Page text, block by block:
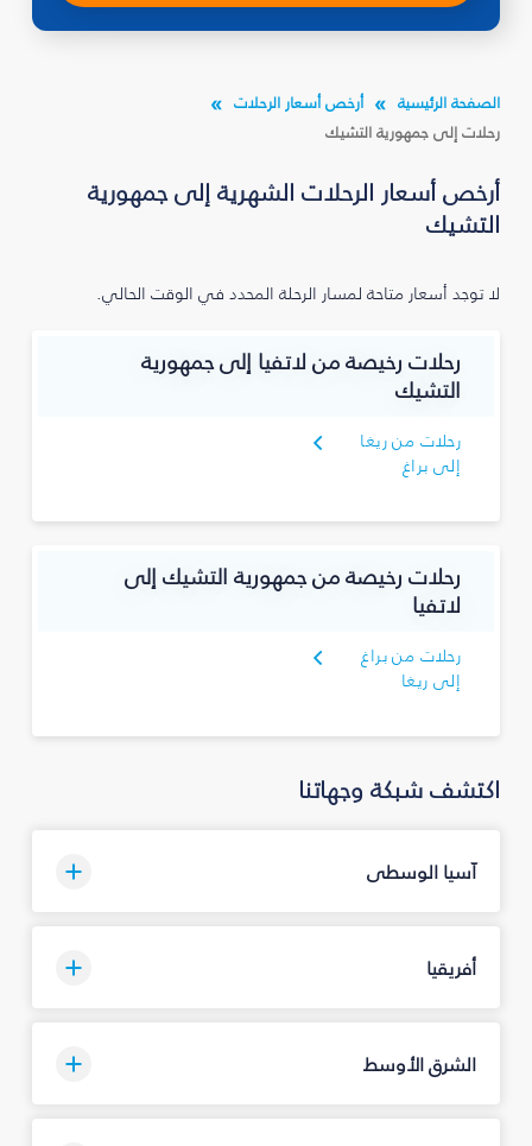
الصفحة الرئيسية
أرخص أسعار الرحلات
رحلات إلى جمهورية التشيك
أرخص أسعار الرحلات الشهرية إلى جمهورية
التشيك
لا توجد أسعار متاحة لمسار الرحلة المحدد في الوقت الحالي.
رحلات رخيصة من لاتفيا إلى جمهورية
التشيك
رحلات من ريغا
إلى براغ
رحلات رخيصة من جمهورية التشيك إلى
لاتفيا
رحلات من براغ
إلى ريغا
اكتشف شبكة وجهاتنا
آسيا الوسطى
أفريقيا
الشرق الأوسط